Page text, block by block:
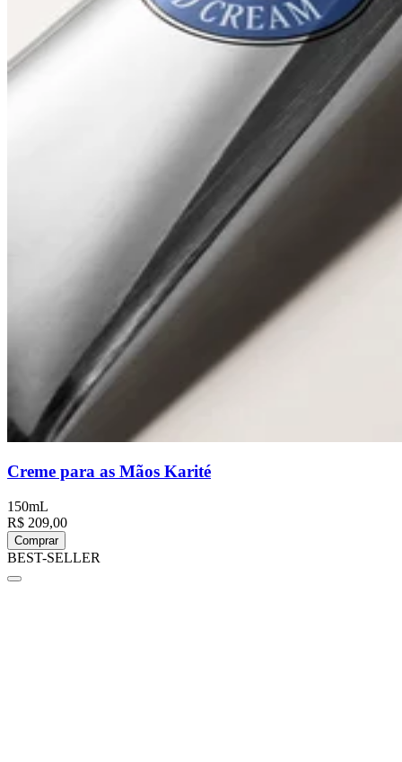
Creme para as Mãos Karité
150mL
R$ 209,00
Comprar
BEST-SELLER